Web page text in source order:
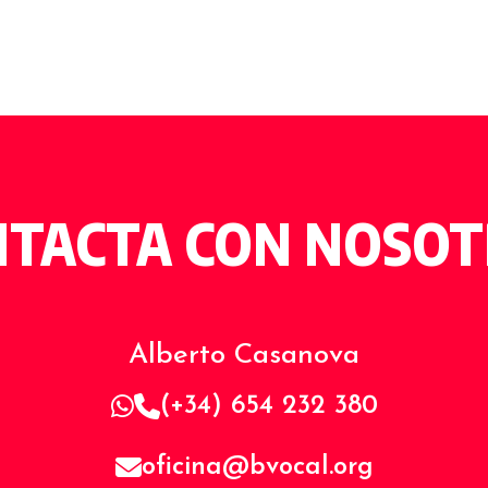
CON
Alberto Casanova
(+34) 654 232 380
oficina@bvocal.org